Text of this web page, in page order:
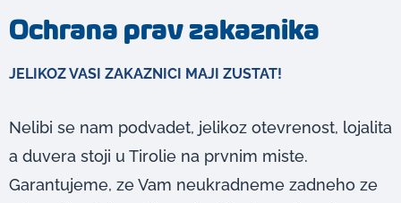
Ochrana prav zakaznika
JELIKOZ VASI ZAKAZNICI MAJI ZUSTAT!
Nelibi se nam podvadet, jelikoz otevrenost, lojalita
a duvera stoji u Tirolie na prvnim miste.
Garantujeme, ze Vam neukradneme zadneho ze